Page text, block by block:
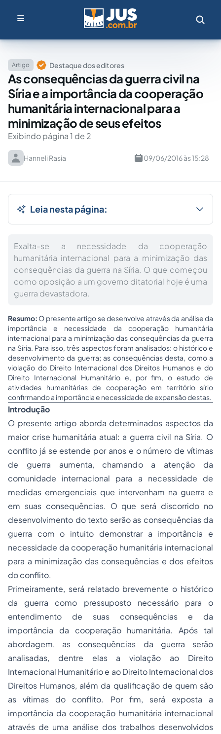
Artigo Destaque dos editores
As consequências da guerra civil na
Síria e a importância da cooperação
humanitária internacional para a
minimização de seus efeitos
Exibindo página 1 de 2
Hanneli Rasia 09/06/2016 às 15:28
Leia nesta página:
Exalta-se a necessidade da cooperação
humanitária internacional para a minimização das
consequências da guerra na Síria. O que começou
como oposição a um governo ditatorial hoje é uma
guerra devastadora.
Resumo: O presente artigo se desenvolve através da análise da
importância e necessidade da cooperação humanitária
internacional para a minimização das consequências da guerra
na Síria. Para isso, três aspectos foram analisados: o histórico e
desenvolvimento da guerra; as consequências desta, como a
violação do Direito Internacional dos Direitos Humanos e do
Direito Internacional Humanitário e, por fim, o estudo de
atividades humanitárias de cooperação em território sírio
confirmando a importância e necessidade de expansão destas.
Introdução
O presente artigo aborda determinados aspectos da
maior crise humanitária atual: a guerra civil na Síria. O
conflito já se estende por anos e o número de vítimas
de guerra aumenta, chamando a atenção da
comunidade internacional para a necessidade de
medidas emergenciais que intervenham na guerra e
em suas consequências. O que será discorrido no
desenvolvimento do texto serão as consequências da
guerra com o intuito demonstrar a importância e
necessidade da cooperação humanitária internacional
para a minimização das consequências e dos efeitos
do conflito.
Primeiramente, será relatado brevemente o histórico
da guerra como pressuposto necessário para o
entendimento de suas consequências e da
importância da cooperação humanitária. Após tal
abordagem, as consequências da guerra serão
analisadas, dentre elas a violação ao Direito
Internacional Humanitário e ao Direito Internacional dos
Direitos Humanos, além da qualificação de quem são
as vítimas do conflito. Por fim, será exposta a
importância da cooperação humanitária internacional
através de uma análise dos trabalhos desenvolvidos